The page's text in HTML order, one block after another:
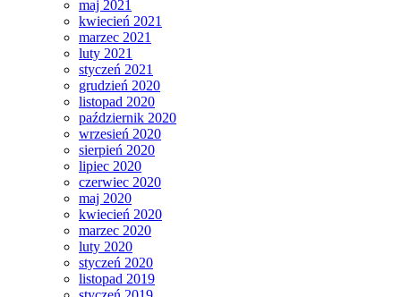
maj 2021
kwiecień 2021
marzec 2021
luty 2021
styczeń 2021
grudzień 2020
listopad 2020
październik 2020
wrzesień 2020
sierpień 2020
lipiec 2020
czerwiec 2020
maj 2020
kwiecień 2020
marzec 2020
luty 2020
styczeń 2020
listopad 2019